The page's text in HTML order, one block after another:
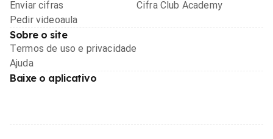
Enviar cifras
Pedir videoaula
Cifra Club Academy
Sobre o site
Termos de uso e privacidade
Ajuda
Baixe o aplicativo